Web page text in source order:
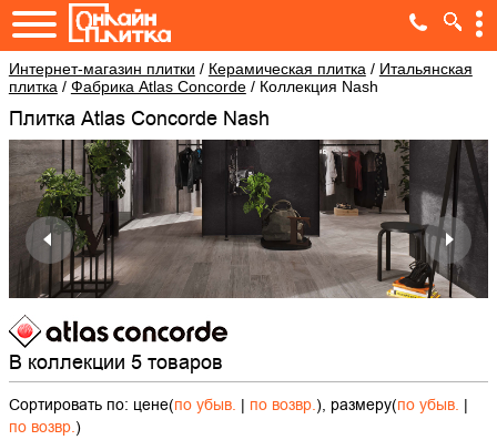
Интернет-магазин плитки / Керамическая плитка / Итальянская
плитка / Фабрика Atlas Concorde/ Коллекция Nash
Плитка Atlas Concorde Nash
В коллекции 5 товаров
Сортировать по: цене(по убыв. | по возвр.), размеру(по убыв. |
по возвр.)